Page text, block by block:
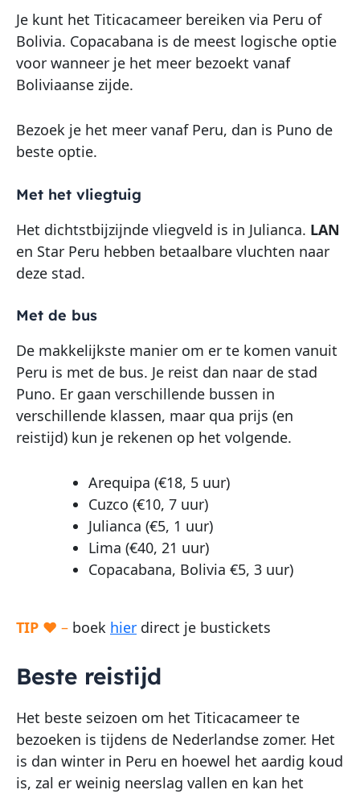
Je kunt het Titicacameer bereiken via Peru of
Bolivia. Copacabana is de meest logische optie
voor wanneer je het meer bezoekt vanaf
Boliviaanse zijde.
Bezoek je het meer vanaf Peru, dan is Puno de
beste optie.
Met het vliegtuig
Het dichtstbijzijnde vliegveld is in Julianca. LAN
en Star Peru hebben betaalbare vluchten naar
deze stad.
Met de bus
De makkelijkste manier om er te komen vanuit
Peru is met de bus. Je reist dan naar de stad
Puno. Er gaan verschillende bussen in
verschillende klassen, maar qua prijs (en
reistijd) kun je rekenen op het volgende.
Arequipa (€18, 5 uur)
Cuzco (€10, 7 uur)
Julianca (€5, 1 uur)
Lima (€40, 21 uur)
Copacabana, Bolivia €5, 3 uur)
TIP ♥ – boek hier direct je bustickets
Beste reistijd
Het beste seizoen om het Titicacameer te
bezoeken is tijdens de Nederlandse zomer. Het
is dan winter in Peru en hoewel het aardig koud
is, zal er weinig neerslag vallen en kan het